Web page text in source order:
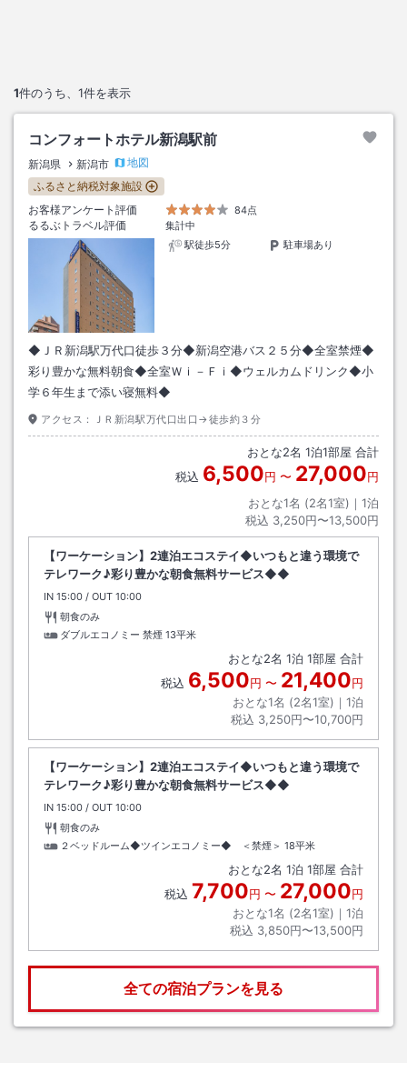
1件のうち、 1件を表示
コンフォートホテル新潟駅前
新潟県 新潟市
地図
ふるさと納税対象施設
お客様アンケート評価
84点
るるぶトラベル評価
集計中
駅徒歩5分
駐車場あり
◆ＪＲ新潟駅万代口徒歩３分◆新潟空港バス２５分◆全室禁煙◆
彩り豊かな無料朝食◆全室Ｗｉ－Ｆｉ◆ウェルカムドリンク◆小
学６年生まで添い寝無料◆
アクセス： ＪＲ新潟駅万代口出口→徒歩約３分
おとな2名 1泊1部屋 合計
税込 6,500円 〜 27,000円
おとな1名 (2名1室)｜ 1泊
税込 3,250円〜13,500円
【ワーケーション】2連泊エコステイ◆いつもと違う環境で
テレワーク♪彩り豊かな朝食無料サービス◆◆
IN チェックイン
15:00 / OUT チェックアウト
10:00
朝食のみ
ダブルエコノミー 禁煙 13平米
おとな2名 1泊 1部屋 合計
税込 6,500円 〜 21,400円
おとな1名 (2名1室)｜ 1泊
税込 3,250円〜10,700円
【ワーケーション】2連泊エコステイ◆いつもと違う環境で
テレワーク♪彩り豊かな朝食無料サービス◆◆
IN チェックイン
15:00 / OUT チェックアウト
10:00
朝食のみ
２ベッドルーム◆ツインエコノミー◆ ＜禁煙＞ 18平米
おとな2名 1泊 1部屋 合計
税込 7,700円 〜 27,000円
おとな1名 (2名1室)｜ 1泊
税込 3,850円〜13,500円
全ての宿泊プランを見る